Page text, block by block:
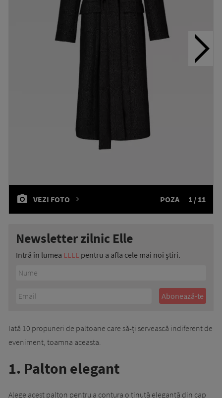
VEZI FOTO POZA 1 / 11
Newsletter zilnic Elle
Intră în lumea ELLE pentru a afla cele mai noi știri.
Iată 10 propuneri de paltoane care să-ți servească indiferent de
eveniment, toamna aceasta.
1. Palton elegant
Alege acest palton pentru a contura o ținută elegantă din cap